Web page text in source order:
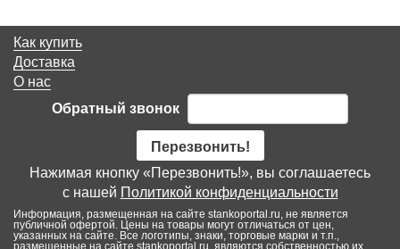
Как купить
Доставка
О нас
Обратный звонок
Перезвонить!
Нажимая кнопку «Перезвонить!», вы соглашаетесь
с нашей Политикой конфиденциальности
Информация, размещенная на сайте stankoportal.ru, не является
публичной офертой. Цены на товары могут отличаться от цен,
указанных на сайте. Все логотипы, знаки, торговые марки и т.п.,
размещенные на сайте stankoportal.ru, являются собственностью их